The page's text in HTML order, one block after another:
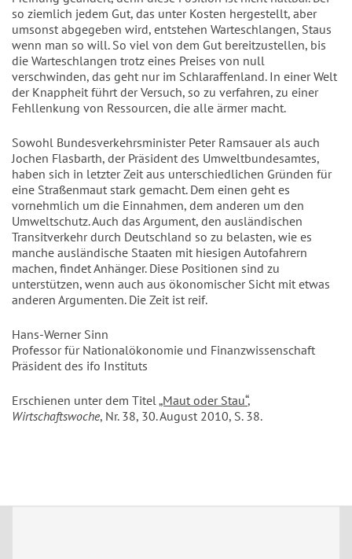
so ziemlich jedem Gut, das unter Kosten hergestellt, aber
umsonst abgegeben wird, entstehen Warteschlangen, Staus
wenn man so will. So viel von dem Gut bereitzustellen, bis
die Warteschlangen trotz eines Preises von null
verschwinden, das geht nur im Schlaraffenland. In einer Welt
der Knappheit führt der Versuch, so zu verfahren, zu einer
Fehllenkung von Ressourcen, die alle ärmer macht.
Sowohl Bundesverkehrsminister Peter Ramsauer als auch
Jochen Flasbarth, der Präsident des Umweltbundesamtes,
haben sich in letzter Zeit aus unterschiedlichen Gründen für
eine Straßenmaut stark gemacht. Dem einen geht es
vornehmlich um die Einnahmen, dem anderen um den
Umweltschutz. Auch das Argument, den ausländischen
Transitverkehr durch Deutschland so zu belasten, wie es
manche ausländische Staaten mit hiesigen Autofahrern
machen, findet Anhänger. Diese Positionen sind zu
unterstützen, wenn auch aus ökonomischer Sicht mit etwas
anderen Argumenten. Die Zeit ist reif.
Hans-Werner Sinn
Professor für Nationalökonomie und Finanzwissenschaft
Präsident des ifo Instituts
Erschienen unter dem Titel„Maut oder Stau“,
Wirtschaftswoche, Nr. 38, 30. August 2010, S. 38.